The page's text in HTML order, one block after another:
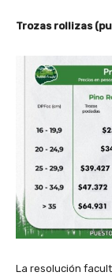
Trozas rollizas
La resolución